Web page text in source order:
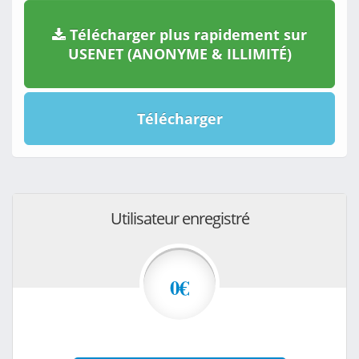
Télécharger plus rapidement sur
USENET (ANONYME & ILLIMITÉ)
Télécharger
Utilisateur enregistré
0€